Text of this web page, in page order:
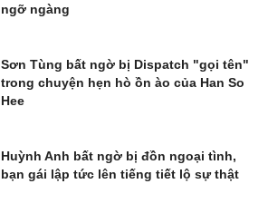
ngỡ ngàng
Sơn Tùng bất ngờ bị Dispatch "gọi tên"
trong chuyện hẹn hò ồn ào của Han So
Hee
Huỳnh Anh bất ngờ bị đồn ngoại tình,
bạn gái lập tức lên tiếng tiết lộ sự thật